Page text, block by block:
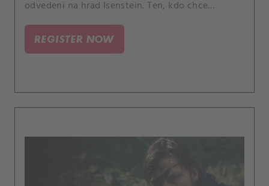
odvedeni na hrad Isenstein. Ten, kdo chce
souboji.
REGISTER NOW